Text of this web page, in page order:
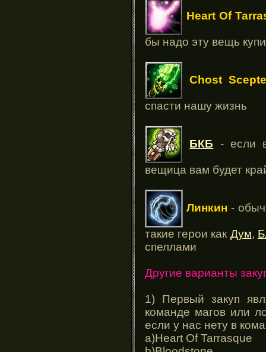
Heart Of
бы надо эту вещь
Chost
спасти нашу жизнь
БКБ - если
вещица вам будет
Линкин-
такие герои как Дум,
спеллами
Другие варианты
1) Первый закуп
команде магов или
если у нас нету в
a)Heart Of Tarrasque